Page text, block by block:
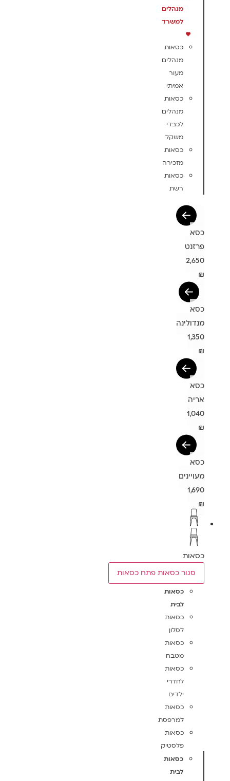
מנהלים
למשרד
כסאות
מנהלים
מעור
אמיתי
כסאות
מנהלים
לכבדי
משקל
כסאות
מזכירה
כסאות
רשת
כסא
פרזנט
2,650
₪
כסא
מנדולינה
1,350
₪
כסא
אריה
1,040
₪
כסא
מעויינים
1,690
₪
כסאות
סגור כסאות פתח כסאות
כסאות
לבית
כסאות
לסלון
כסאות
מטבח
כסאות
לחדרי
ילדים
כסאות
למרפסת
כסאות
פלסטיק
כסאות
לבית